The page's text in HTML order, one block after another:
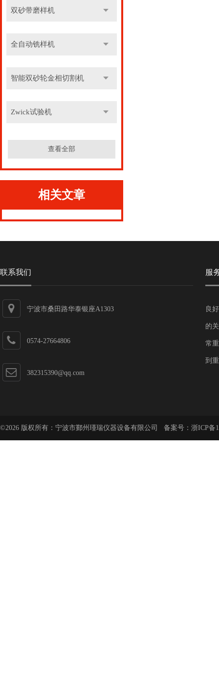
双砂带磨样机
全自动铣样机
智能双砂轮金相切割机
Zwick试验机
查看全部
相关文章
联系我们
宁波市桑田路华泰银座A1303
0574-27664806
382315390@qq.com
服
良
的
常
到
©2026 版权所有：宁波市鄞州瑾瑞仪器设备有限公司 备案号： 浙ICP备